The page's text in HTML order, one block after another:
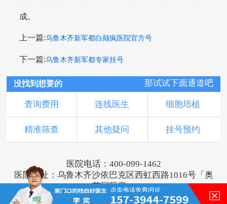
成。
上一篇:乌鲁木齐新军都白颠疯医院官方号
下一篇:乌鲁木齐新军都专家挂号
没找到想要的 那试试下面通道吧
查询费用 连线医生 细胞培植
精准筛查 其他疑问 挂号预约
医院电话：400-099-1462
医院地址：乌鲁木齐沙依巴克区西虹西路1016号「奥
莱国际旁」
版权所有：乌鲁木齐新军都皮肤病医院